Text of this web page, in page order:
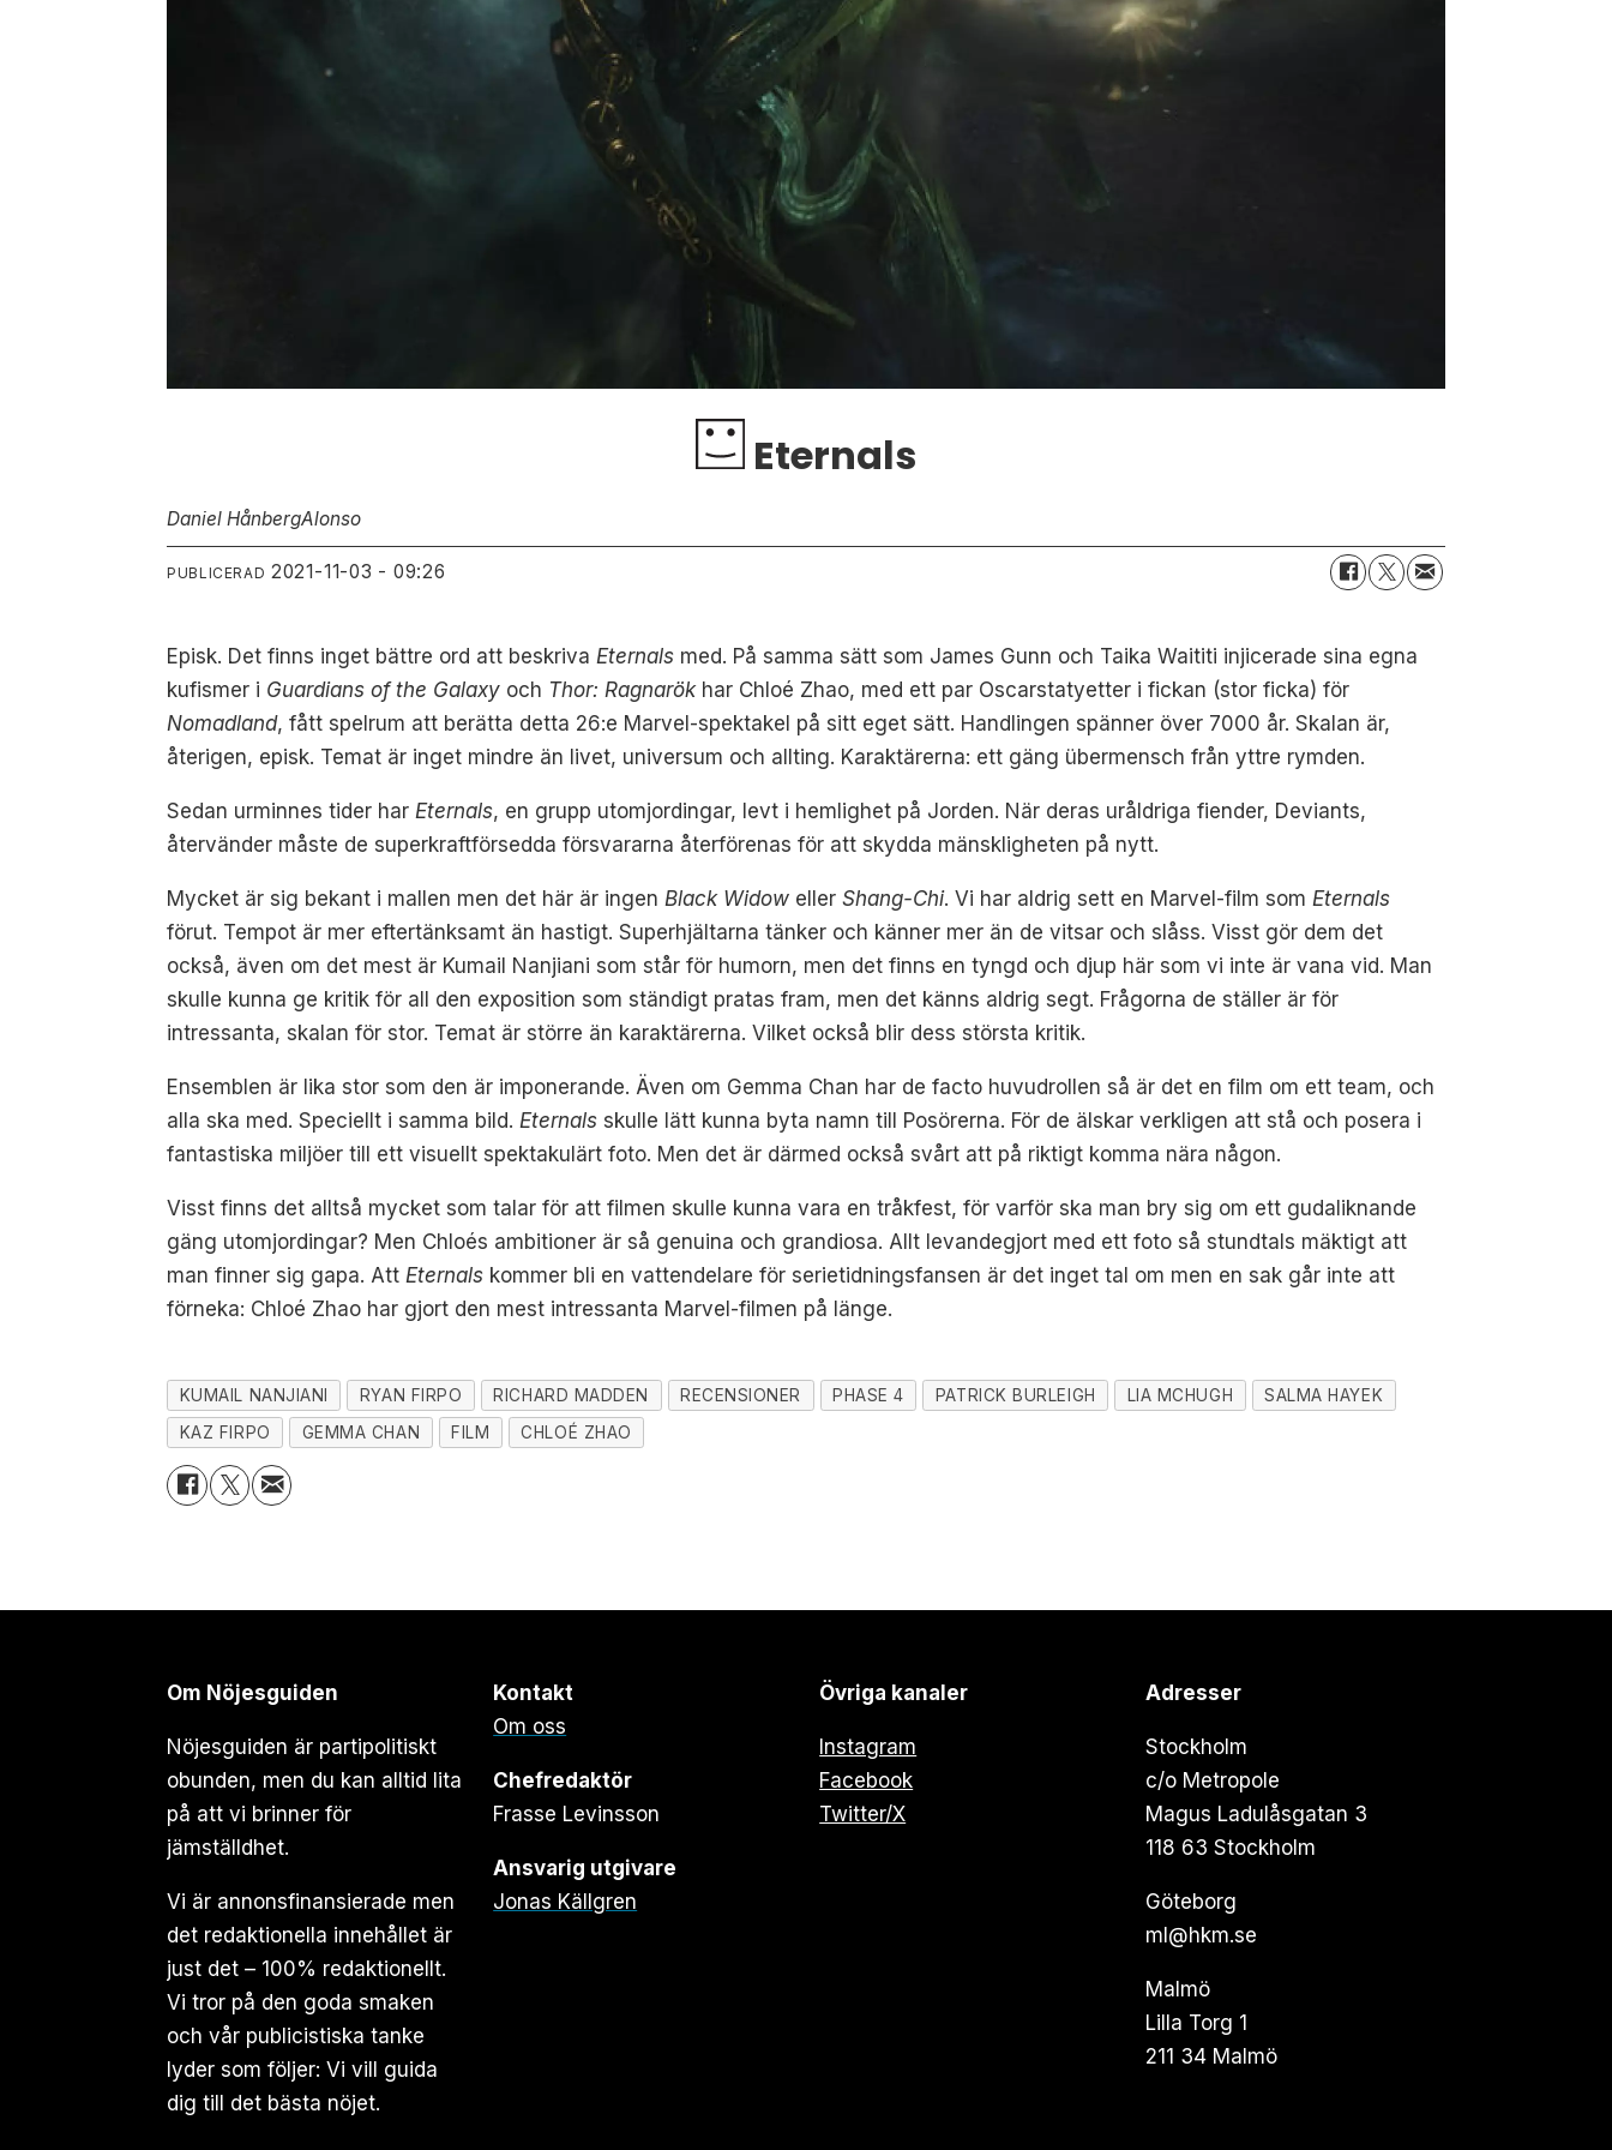
Eternals
Daniel HånbergAlonso
PUBLICERAD 2021-11-03 - 09:26
Episk. Det finns inget bättre ord att beskriva Eternals med. På samma sätt som James Gunn och Taika Waititi injicerade sina egna
kufismer i Guardians of the Galaxy och Thor: Ragnarökhar Chloé Zhao, med ett par Oscarstatyetter i fickan (stor ficka) för
Nomadland, fått spelrum att berätta detta 26:e Marvel-spektakel på sitt eget sätt. Handlingen spänner över 7000 år. Skalan är,
återigen, episk. Temat är inget mindre än livet, universum och allting. Karaktärerna: ett gäng übermensch från yttre rymden.
Sedan urminnes tider har Eternals, en grupp utomjordingar, levt i hemlighet på Jorden. När deras uråldriga fiender, Deviants,
återvänder måste de superkraftförsedda försvararna återförenas för att skydda mänskligheten på nytt.
Mycket är sig bekant i mallen men det här är ingen Black Widow ellerShang-Chi. Vi har aldrig sett en Marvel-film som Eternals
förut. Tempot är mer eftertänksamt än hastigt. Superhjältarna tänker och känner mer än de vitsar och slåss. Visst gör dem det
också, även om det mest är Kumail Nanjiani som står för humorn, men det finns en tyngd och djup här som vi inte är vana vid. Man
skulle kunna ge kritik för all den exposition som ständigt pratas fram, men det känns aldrig segt. Frågorna de ställer är för
intressanta, skalan för stor. Temat är större än karaktärerna. Vilket också blir dess största kritik.
Ensemblen är lika stor som den är imponerande. Även om Gemma Chan har de facto huvudrollen så är det en film om ett team, och
alla ska med. Speciellt i samma bild. Eternals skulle lätt kunna byta namn till Posörerna. För de älskar verkligen att stå och posera i
fantastiska miljöer till ett visuellt spektakulärt foto. Men det är därmed också svårt att på riktigt komma nära någon.
Visst finns det alltså mycket som talar för att filmen skulle kunna vara en tråkfest, för varför ska man bry sig om ett gudaliknande
gäng utomjordingar? Men Chloés ambitioner är så genuina och grandiosa. Allt levandegjort med ett foto så stundtals mäktigt att
man finner sig gapa. Att Eternals kommer bli en vattendelare för serietidningsfansen är det inget tal om men en sak går inte att
förneka: Chloé Zhao har gjort den mest intressanta Marvel-filmen på länge.
KUMAIL NANJIANI RYAN FIRPO RICHARD MADDEN RECENSIONER PHASE 4 PATRICK BURLEIGH LIA MCHUGH
SALMA HAYEK
KAZ FIRPO
GEMMA CHAN FILM CHLOÉ ZHAO
Om Nöjesguiden
Nöjesguiden är partipolitiskt
obunden, men du kan alltid lita
på att vi brinner för
jämställdhet.
Vi är annonsfinansierade men
det redaktionella innehållet är
just det – 100% redaktionellt.
Vi tror på den goda smaken
och vår publicistiska tanke
lyder som följer: Vi vill guida
dig till det bästa nöjet.
Kontakt
Om oss
Chefredaktör
Frasse Levinsson
Ansvarig utgivare
Jonas Källgren
Övriga kanaler
Instagram
Facebook
Twitter/X
Adresser
Stockholm
c/o Metropole
Magus Ladulåsgatan 3
118 63 Stockholm
Göteborg
ml@hkm.se
Malmö
Lilla Torg 1
211 34 Malmö